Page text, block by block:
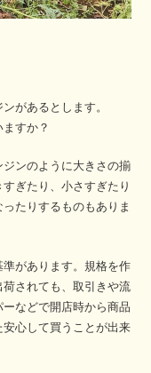
があるとします。
すか？
ンのように大きさの揃
ぎたり、小さすぎたり
たりするものもありま
があります。規格を作
されても、取引きや流
などで開店時から商品
心して買うことが出来